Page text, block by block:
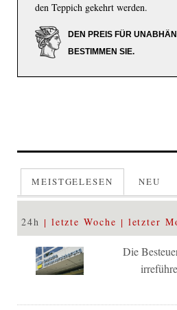
den Teppich gekehrt werden.
DEN PREIS FÜR
BESTIMMEN SIE.
MEISTGELESEN NEU
24h letzte Woche letzter
Die